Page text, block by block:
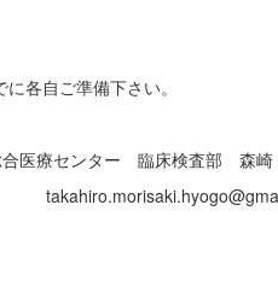
各自ご準備下さい。
合医療センター 臨床検査部 森